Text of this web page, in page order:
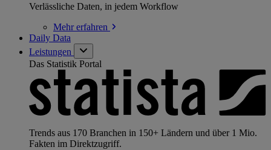
Verlässliche Daten, in jedem Workflow
Mehrerfahren
Daily Data
Leistungen
Das Statistik Portal
Trends aus 170 Branchen in 150+ Ländern und über 1 Mio.
Fakten im Direktzugriff.